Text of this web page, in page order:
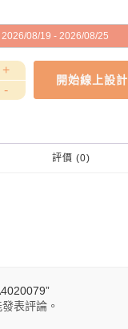
08/19 - 2026/08/25
開始線上設計
評價 (0)
表評論。